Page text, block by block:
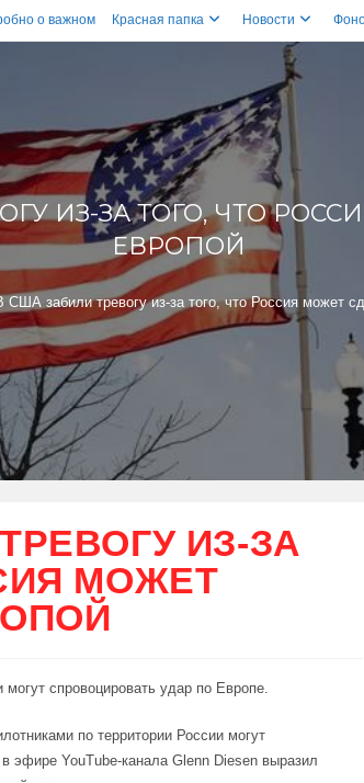
о важном Красная папка Новости
ИЗ-ЗА ТОГО, ЧТО
ЕВРОПОЙ
США забили тревогу из-за того, что Россия может
ИЗ-ЗА
МОЖЕТ
спровоцировать удар по Европе.
по территории России могут
эфире YouTube-канала Glenn Diesen выразил